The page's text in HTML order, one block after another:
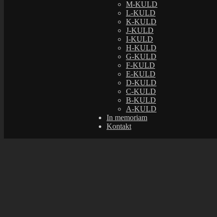
M-KULD
L-KULD
K-KULD
J-KULD
I-KULD
H-KULD
G-KULD
F-KULD
E-KULD
D-KULD
C-KULD
B-KULD
A-KULD
In memoriam
Kontakt